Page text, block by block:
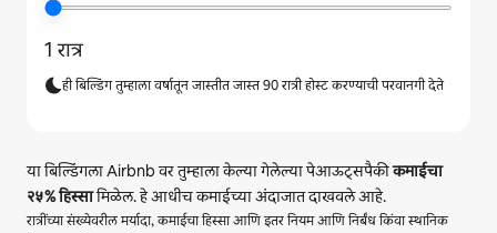
1 रात्र
ही बिल्डिंग तुम्हाला वर्षातून जास्तीत जास्त 90 रात्री होस्ट करण्याची परवानगी देते
या बिल्डिंगला Airbnb वर तुम्हाला केल्या गेलेल्या पेआऊट्सपैकीकमाईचा
२५%हिस्सामिळेल. हे आधीच कमाईच्या अंदाजात दाखवले आहे.
रात्रींच्या संख्येवरील मर्यादा, कमाईचा हिस्सा आणि इतर नियम आणि निर्बंध किंवा स्थानिक